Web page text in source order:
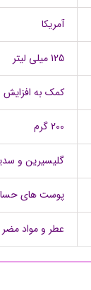
آمریکا
125 میلی لیتر
کمک به
200 گرم
گلیسیرین و
پوست های
عطر و مواد مضر